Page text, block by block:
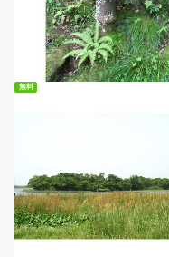
無料ダウンロード
無料
無料ダウンロード